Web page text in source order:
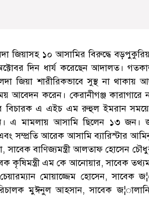
জিয়াসহ ১০ আসামির বিরুদ্ধে
দিন ধার্য করেছেন আদালত।
জিয়া শারীরিকভাবে সুস্থ না
করেন। কেরানীগঞ্জ কারাগারে
বিচারক এ এইচ এম রুহুল ইমরান
এ মামলায় আসামি ছিলেন ১৩ জন।
সম্প্রতি আরেক আসামি ব্যারিস্টার
বাণিজ্যমন্ত্রী আলতাফ হোসেন
কৃষিমন্ত্রী এম কে আনোয়ার, সাবেক
মোয়াজ্জেম হোসেন, সাবেক
মুঈনুল আহসান, সাবেক